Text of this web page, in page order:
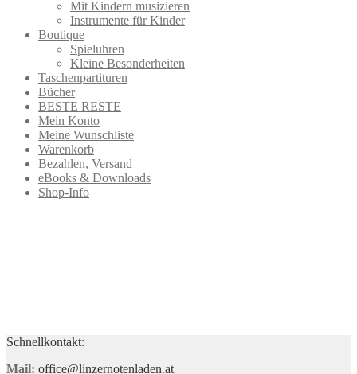
Mit Kindern musizieren
Instrumente für Kinder
Boutique
Spieluhren
Kleine Besonderheiten
Taschenpartituren
Bücher
BESTE RESTE
Mein Konto
Meine Wunschliste
Warenkorb
Bezahlen, Versand
eBooks & Downloads
Shop-Info
Schnellkontakt:
Mail: office@linzernotenladen.at